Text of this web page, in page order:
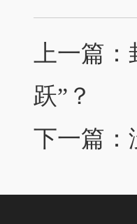
上一篇：
跃”？
下一篇：